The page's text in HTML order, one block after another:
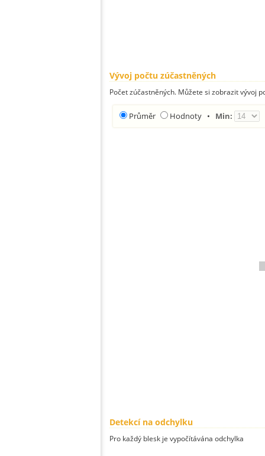
Vývoj počtu zúčastněných
Počet zúčastněných. Můžete si zobrazit vývoj
Průměr Hodnoty • Min:
Detekcí na odchylku
Pro každý blesk je vypočítávána odchylka